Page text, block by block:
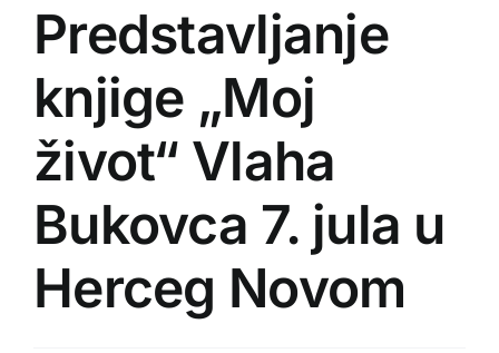
Predstavljanje
knjige „Moj
život“ Vlaha
Bukovca 7. jula u
Herceg Novom